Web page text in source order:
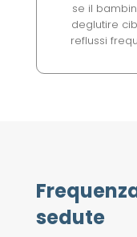
se il
deglutire
reflussi
sedute